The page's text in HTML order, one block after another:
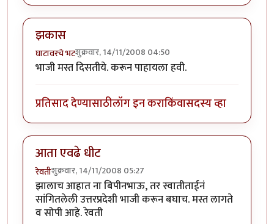
झकास
घाटावरचे भटशुक्रवार, 14/11/2008 04:50
भाजी मस्त दिसतीये. करून पाहायला हवी.
प्रतिसाद देण्यासाठीलॉग इन कराकिंवासदस्य व्हा
आता एवढे धीट
रेवतीशुक्रवार, 14/11/2008 05:27
झालाच आहात ना बिपीनभाऊ, तर स्वातीताईनं
सांगितलेली उत्तरप्रदेशी भाजी करून बघाच. मस्त लागते
व सोपी आहे. रेवती